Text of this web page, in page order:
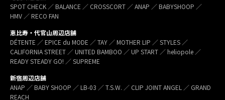
SPOT CHECK ／ BALANCE ／ CROSSCORT ／ ANAP ／ BABYSHOOP ／
HMV ／ RECO FAN
恵比寿・代官山周辺店舗
DÉTENTE ／ EPICE du MODE ／ TAY ／ MOTHER LIP ／ STYLES ／
CALIFORNIA STREET ／ UNITED BAMBOO ／ UP START ／ heliopole ／
READY STEADY GO! ／ SUPREME
新宿周辺店舗
ANAP ／ BABY SHOOP ／ LB-03 ／ T.S.W. ／ CLIP JOINT ANGEL ／ GRAND
REACH